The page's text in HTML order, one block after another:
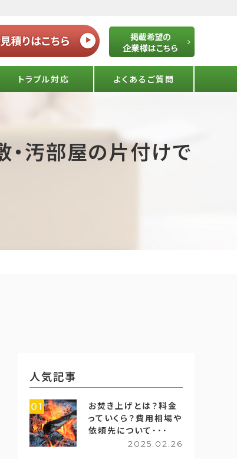
トラブル対応 よくあるご質問
・汚部屋の片付けで
人気記事
01
お焚き上げとは？料金
っていくら？費用相場や
依頼先について･･･
2025.02.26